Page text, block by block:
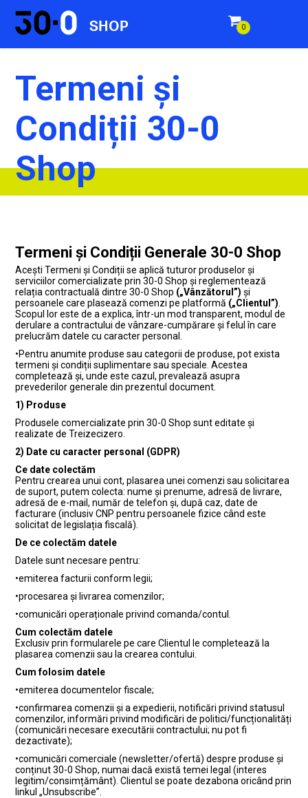
0
SHOP
Termeni și
Condiții 30-0
Shop
Termeni și Condiții Generale 30-0 Shop
Acești Termeni și Condiții se aplică tuturor produselor și
serviciilor comercializate prin 30-0 Shop și reglementează
relația contractuală dintre 30-0 Shop („Vânzătorul”) și
persoanele care plasează comenzi pe platformă („Clientul”)
Scopul lor este de a explica, într-un mod transparent, modul de
derulare a contractului de vânzare-cumpărare și felul în care
prelucrăm datele cu caracter personal.
•Pentru anumite produse sau categorii de produse, pot exista
termeni și condiții suplimentare sau speciale. Acestea
completează și, unde este cazul, prevalează asupra
prevederilor generale din prezentul document.
1) Produse
Produsele comercializate prin 30-0 Shop sunt editate și
realizate de Treizecizero.
2) Date cu caracter personal (GDPR)
Ce date colectăm
Pentru crearea unui cont, plasarea unei comenzi sau solicitarea
de suport, putem colecta: nume și prenume, adresă de livrare,
adresă de e-mail, număr de telefon și, după caz, date de
facturare (inclusiv CNP pentru persoanele fizice când este
solicitat de legislația fiscală).
De ce colectăm datele
Datele sunt necesare pentru:
•emiterea facturii conform legii;
•procesarea și livrarea comenzilor;
•comunicări operaționale privind comanda/contul.
Cum colectăm datele
Exclusiv prin formularele pe care Clientul le completează la
plasarea comenzii sau la crearea contului.
Cum folosim datele
•emiterea documentelor fiscale;
•confirmarea comenzii și a expedierii, notificări privind statusul
comenzilor, informări privind modificări de politici/funcționalități
(comunicări necesare executării contractului; nu pot fi
dezactivate);
•comunicări comerciale (newsletter/ofertă) despre produse și
conținut 30-0 Shop, numai dacă există temei legal (interes
legitim/consimțământ). Clientul se poate dezabona oricând prin
linkul „Unsubscribe”.